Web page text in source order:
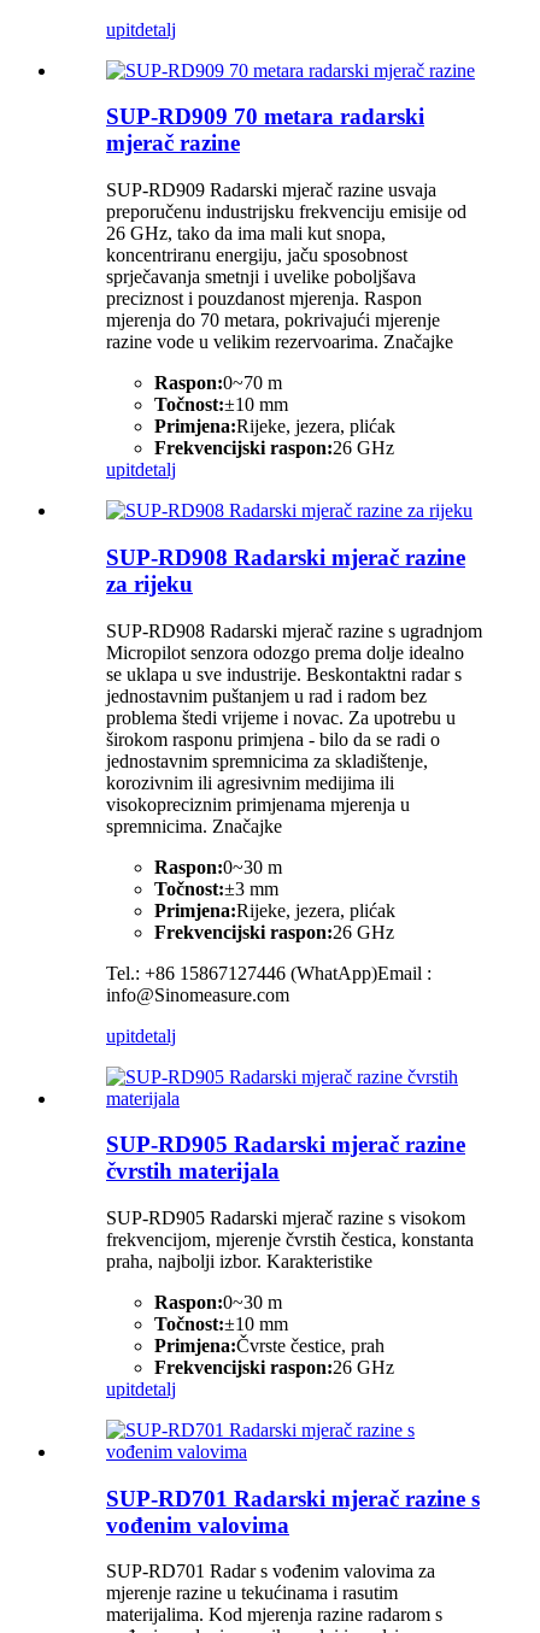
upitdetalj
SUP-RD909 70 metara radarski
mjerač razine
SUP-RD909 Radarski mjerač razine usvaja
preporučenu industrijsku frekvenciju emisije od
26 GHz, tako da ima mali kut snopa,
koncentriranu energiju, jaču sposobnost
sprječavanja smetnji i uvelike poboljšava
preciznost i pouzdanost mjerenja. Raspon
mjerenja do 70 metara, pokrivajući mjerenje
razine vode u velikim rezervoarima. Značajke
Raspon:0~70 m
Točnost:±10 mm
Primjena:Rijeke, jezera, plićak
Frekvencijski raspon:26 GHz
upitdetalj
SUP-RD908 Radarski mjerač razine
za rijeku
SUP-RD908 Radarski mjerač razine s ugradnjom
Micropilot senzora odozgo prema dolje idealno
se uklapa u sve industrije. Beskontaktni radar s
jednostavnim puštanjem u rad i radom bez
problema štedi vrijeme i novac. Za upotrebu u
širokom rasponu primjena - bilo da se radi o
jednostavnim spremnicima za skladištenje,
korozivnim ili agresivnim medijima ili
visokopreciznim primjenama mjerenja u
spremnicima. Značajke
Raspon:0~30 m
Točnost:±3 mm
Primjena:Rijeke, jezera, plićak
Frekvencijski raspon:26 GHz
Tel.: +86 15867127446 (WhatApp)Email :
info@Sinomeasure.com
upitdetalj
SUP-RD905 Radarski mjerač razine
čvrstih materijala
SUP-RD905 Radarski mjerač razine s visokom
frekvencijom, mjerenje čvrstih čestica, konstanta
praha, najbolji izbor. Karakteristike
Raspon:0~30 m
Točnost:±10 mm
Primjena:Čvrste čestice, prah
Frekvencijski raspon:26 GHz
upitdetalj
SUP-RD701 Radarski mjerač razine s
vođenim valovima
SUP-RD701 Radar s vođenim valovima za
mjerenje razine u tekućinama i rasutim
materijalima. Kod mjerenja razine radarom s